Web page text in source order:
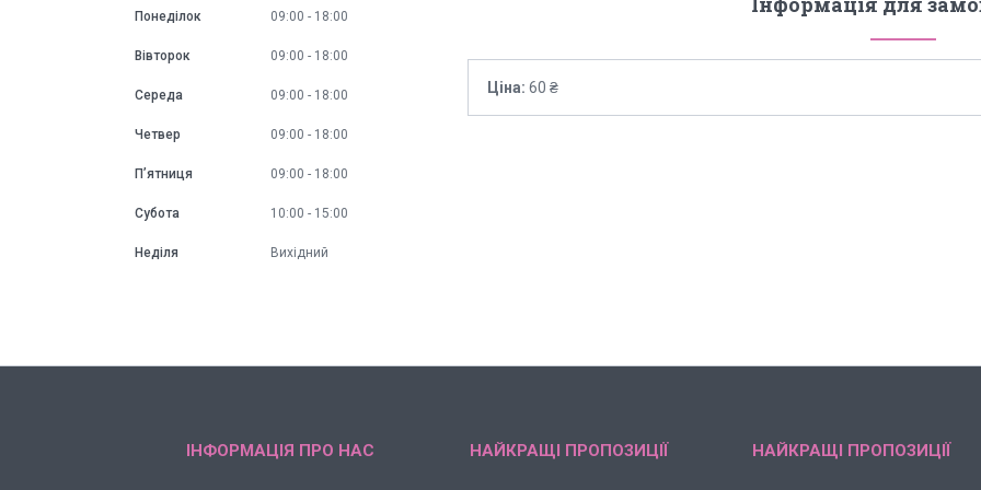
Ціна: 60 ₴
Понеділок 09:00 18:00
Вівторок 09:00 18:00
Середа 09:00 18:00
Четвер 09:00 18:00
Пʼятниця 09:00 18:00
Субота 10:00 15:00
Неділя Вихідний
ІНФОРМАЦІЯ ПРО НАС НАЙКРАЩІ ПРОПОЗИЦІЇ НАЙКРАЩІ ПРОПОЗИЦІЇ